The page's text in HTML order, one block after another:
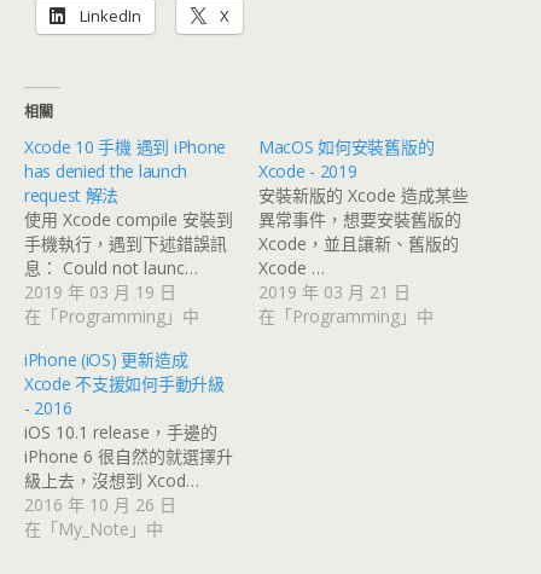
LinkedIn X
相關
Xcode 10 手機 遇到 iPhone
has denied the launch
request 解法
使用 Xcode compile 安裝到
手機執行，遇到下述錯誤訊
息： Could not launc…
2019 年 03 月 19 日
在「Programming」中
MacOS 如何安裝舊版的
Xcode - 2019
安裝新版的 Xcode 造成某些
異常事件，想要安裝舊版的
Xcode，並且讓新、舊版的
Xcode …
2019 年 03 月 21 日
在「Programming」中
iPhone (iOS) 更新造成
Xcode 不支援如何手動升級
- 2016
iOS 10.1 release，手邊的
iPhone 6 很自然的就選擇升
級上去，沒想到 Xcod…
2016 年 10 月 26 日
在「My_Note」中